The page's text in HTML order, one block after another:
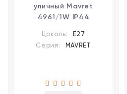
уличный Mavret
4961/1W IP44
Цоколь:
E27
Серия:
MAVRET